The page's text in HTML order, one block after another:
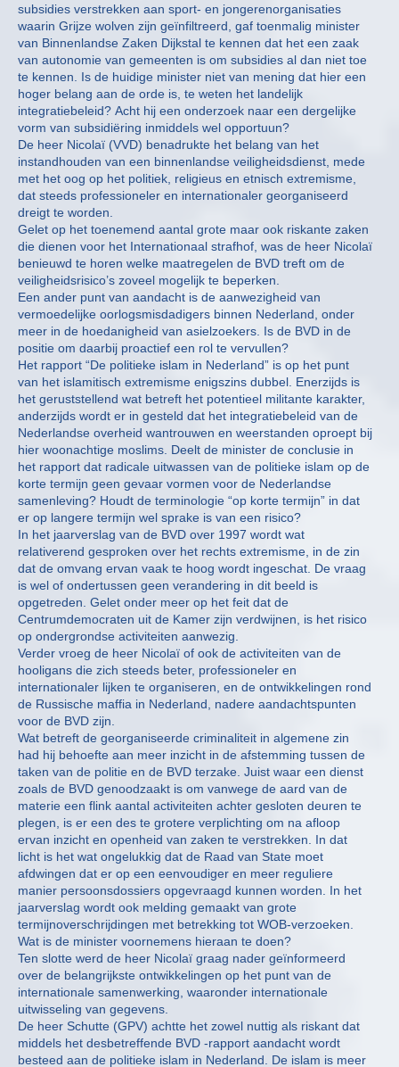
subsidies verstrekken aan sport- en jongerenorganisaties
waarin Grijze wolven zijn geïnfiltreerd, gaf toenmalig minister
van Binnenlandse Zaken Dijkstal te kennen dat het een zaak
van autonomie van gemeenten is om subsidies al dan niet toe
te kennen. Is de huidige minister niet van mening dat hier een
hoger belang aan de orde is, te weten het landelijk
integratiebeleid? Acht hij een onderzoek naar een dergelijke
vorm van subsidiëring inmiddels wel opportuun?
De heer Nicolaï (VVD) benadrukte het belang van het
instandhouden van een binnenlandse veiligheidsdienst, mede
met het oog op het politiek, religieus en etnisch extremisme,
dat steeds professioneler en internationaler georganiseerd
dreigt te worden.
Gelet op het toenemend aantal grote maar ook riskante zaken
die dienen voor het Internationaal strafhof, was de heer Nicolaï
benieuwd te horen welke maatregelen de BVD treft om de
veiligheidsrisico’s zoveel mogelijk te beperken.
Een ander punt van aandacht is de aanwezigheid van
vermoedelijke oorlogsmisdadigers binnen Nederland, onder
meer in de hoedanigheid van asielzoekers. Is de BVD in de
positie om daarbij proactief een rol te vervullen?
Het rapport “De politieke islam in Nederland” is op het punt
van het islamitisch extremisme enigszins dubbel. Enerzijds is
het geruststellend wat betreft het potentieel militante karakter,
anderzijds wordt er in gesteld dat het integratiebeleid van de
Nederlandse overheid wantrouwen en weerstanden oproept bij
hier woonachtige moslims. Deelt de minister de conclusie in
het rapport dat radicale uitwassen van de politieke islam op de
korte termijn geen gevaar vormen voor de Nederlandse
samenleving? Houdt de terminologie “op korte termijn” in dat
er op langere termijn wel sprake is van een risico?
In het jaarverslag van de BVD over 1997 wordt wat
relativerend gesproken over het rechts extremisme, in de zin
dat de omvang ervan vaak te hoog wordt ingeschat. De vraag
is wel of ondertussen geen verandering in dit beeld is
opgetreden. Gelet onder meer op het feit dat de
Centrumdemocraten uit de Kamer zijn verdwijnen, is het risico
op ondergrondse activiteiten aanwezig.
Verder vroeg de heer Nicolaï of ook de activiteiten van de
hooligans die zich steeds beter, professioneler en
internationaler lijken te organiseren, en de ontwikkelingen rond
de Russische maffia in Nederland, nadere aandachtspunten
voor de BVD zijn.
Wat betreft de georganiseerde criminaliteit in algemene zin
had hij behoefte aan meer inzicht in de afstemming tussen de
taken van de politie en de BVD terzake. Juist waar een dienst
zoals de BVD genoodzaakt is om vanwege de aard van de
materie een flink aantal activiteiten achter gesloten deuren te
plegen, is er een des te grotere verplichting om na afloop
ervan inzicht en openheid van zaken te verstrekken. In dat
licht is het wat ongelukkig dat de Raad van State moet
afdwingen dat er op een eenvoudiger en meer reguliere
manier persoonsdossiers opgevraagd kunnen worden. In het
jaarverslag wordt ook melding gemaakt van grote
termijnoverschrijdingen met betrekking tot WOB-verzoeken.
Wat is de minister voornemens hieraan te doen?
Ten slotte werd de heer Nicolaï graag nader geïnformeerd
over de belangrijkste ontwikkelingen op het punt van de
internationale samenwerking, waaronder internationale
uitwisseling van gegevens.
De heer Schutte (GPV) achtte het zowel nuttig als riskant dat
middels het desbetreffende BVD -rapport aandacht wordt
besteed aan de politieke islam in Nederland. De islam is meer